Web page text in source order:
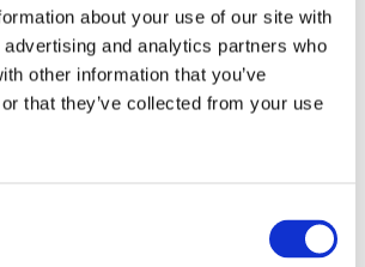
about your use of our site with
and analytics partners who
other information that you’ve
that they’ve collected from your use